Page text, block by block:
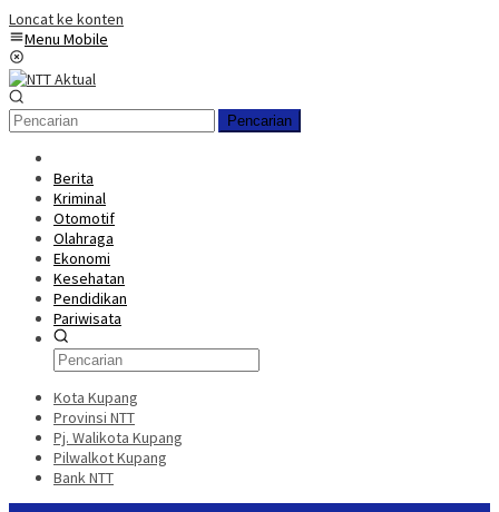
Loncat ke konten
Menu Mobile
Pencarian
Berita
Kriminal
Otomotif
Olahraga
Ekonomi
Kesehatan
Pendidikan
Pariwisata
Kota Kupang
Provinsi NTT
Pj. Walikota Kupang
Pilwalkot Kupang
Bank NTT